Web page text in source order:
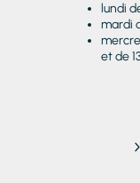
lundi
mardi
et de